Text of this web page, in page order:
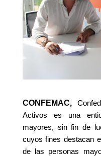
CONFEMAC,
Activoses una
mayores, sin fin de
cuyos fines destacan
de las personas